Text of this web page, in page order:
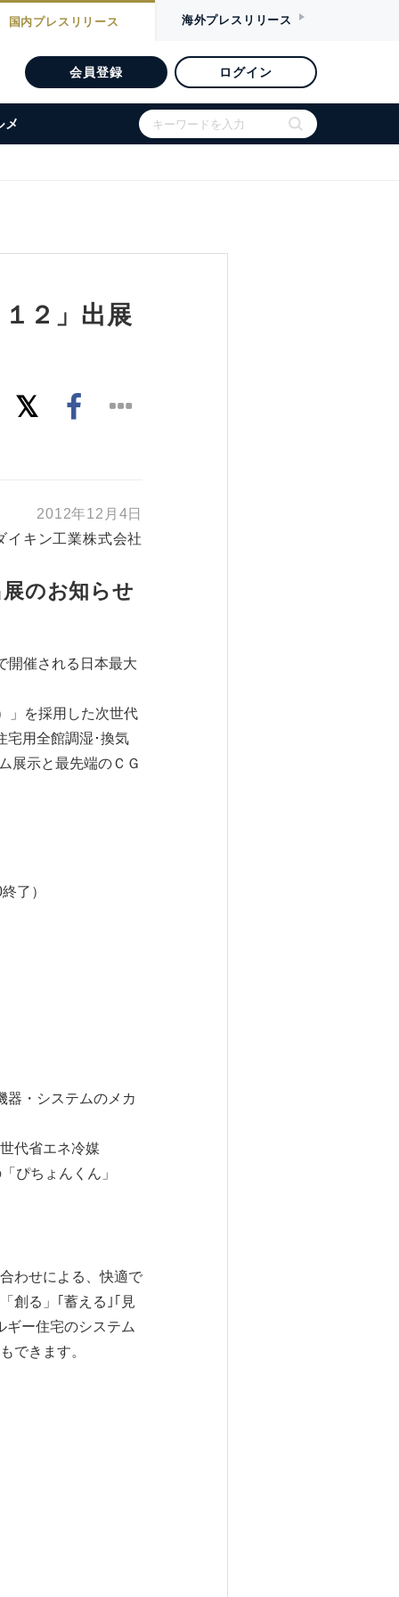
国内プレスリリース 海外プレスリリース
会員登録 ログイン
メ
２」出展
2012年12月4日
イキン工業株式会社
のお知らせ
開催される日本最大
」を採用した次世代
宅用全館調湿･換気
展示と最先端のＣＧ
了）
器・システムのメカ
代省エネ冷媒
ぴちょんくん」
わせによる、快適で
創る」｢蓄える｣｢見
ギー住宅のシステム
できます。